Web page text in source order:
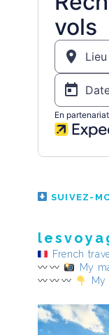
SUIVEZ-
French
My
My